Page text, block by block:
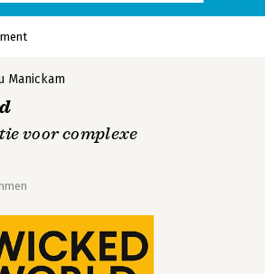
Manickam
voor complexe